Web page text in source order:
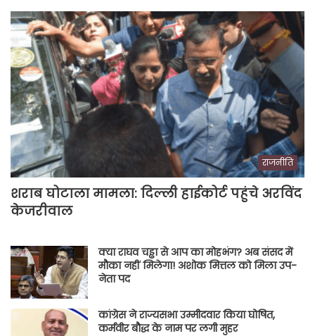
राजनीति
शराब घोटाला मामला: दिल्ली हाईकोर्ट पहुंचे अरविंद
केजरीवाल
क्या राघव चड्ढा से आप का मोहभंग? अब संसद में
मौका नहीं मिलेगा! अशोक मित्तल को मिला उप-
नेता पद
कांग्रेस ने राज्यसभा उम्मीदवार किया घोषित,
कर्मवीर बौद्ध के नाम पर लगी मुहर